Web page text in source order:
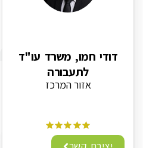
דודי חמו, משרד עו"ד
לתעבורה
אזור המרכז